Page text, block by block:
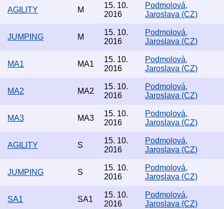
AGILITY M
15. 10.
2016
Podmolová,
Jaroslava (CZ)
JUMPING M
15. 10.
2016
Podmolová,
Jaroslava (CZ)
MA1 MA1
15. 10.
2016
Podmolová,
Jaroslava (CZ)
MA2 MA2
15. 10.
2016
Podmolová,
Jaroslava (CZ)
MA3 MA3
15. 10.
2016
Podmolová,
Jaroslava (CZ)
AGILITY S
15. 10.
2016
Podmolová,
Jaroslava (CZ)
JUMPING S
15. 10.
2016
Podmolová,
Jaroslava (CZ)
SA1 SA1
15. 10.
2016
Podmolová,
Jaroslava (CZ)